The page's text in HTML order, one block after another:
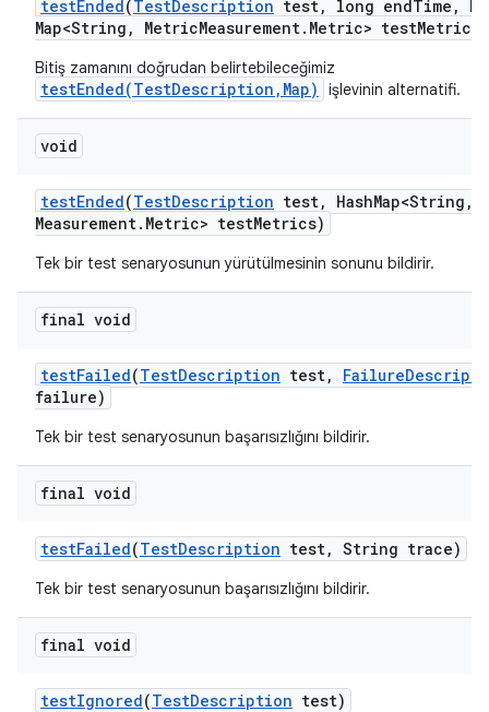
testEnded(TestDescription test, long endTime ,
Map<String , MetricMeasurement. Metric> testMetrics)
Bitiş zamanını doğrudan belirtebileceğimiz
testEnded(TestDescription,Map) işlevinin alternatifi.
void
testEnded(TestDescription test, HashMap<String ,
Measurement. Metric> testMetrics)
Tek bir test senaryosunun yürütülmesinin sonunu bildirir.
final void
testFailed(TestDescription test, Failure
failure)
Tek bir test senaryosunun başarısızlığını bildirir.
final void
testFailed(TestDescription test, String trace)
Tek bir test senaryosunun başarısızlığını bildirir.
final void
testIgnored(TestDescription test)